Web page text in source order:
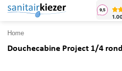
Ga
inhoud
Home
Douchecabine Project 1/4 rond